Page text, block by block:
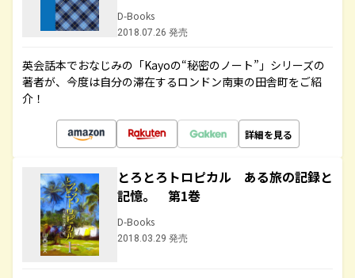
D-Books
2018.07.26 発売
英会話本でおなじみの「Kayoの“秘密のノート”」シリーズの
著者が、今度は自分の滞在するロンドン南東の田舎町をご紹
介！
詳細を見る
とろとろトロピカル ある旅の記録と
記憶。 第1巻
D-Books
2018.03.29 発売